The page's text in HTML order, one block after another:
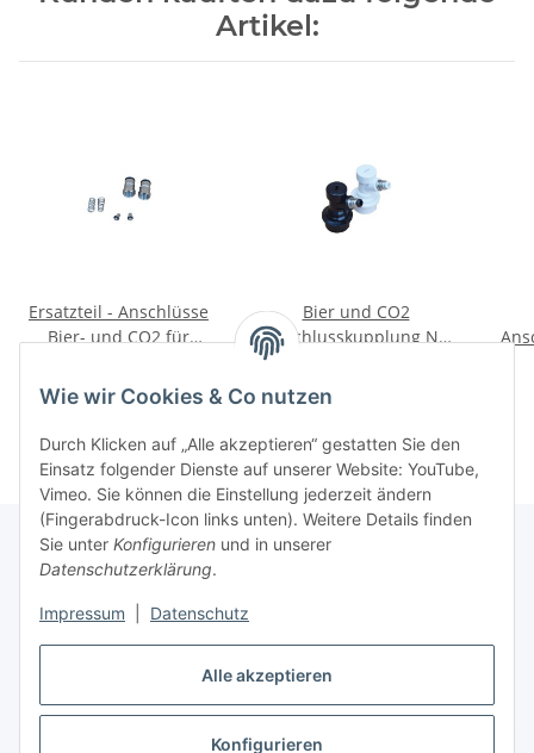
Alle akzeptieren
Konfigurieren
Wie wir Cookies & Co nutzen
Durch Klicken auf „Alle akzeptieren“ gestatten Sie den
Einsatz folgender Dienste auf unserer Website: YouTube,
Vimeo. Sie können die Einstellung jederzeit ändern
(Fingerabdruck-Icon links unten). Weitere Details finden
Sie unter Konfigurieren und in unserer
Datenschutzerklärung.
Impressum Datenschutz
Artikel:
Ersatzteil - Anschlüsse
Bier- und CO2 für
Bier und CO2
Anschlusskupplung NC